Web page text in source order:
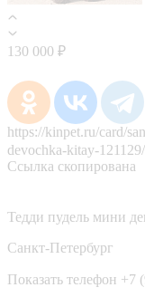
130 000 ₽
https://kinpet.ru/card/
devochka-kitay-121129/
Ссылка скопирована
Тедди пудель мини
Санкт-Петербург
Показать телефон +7